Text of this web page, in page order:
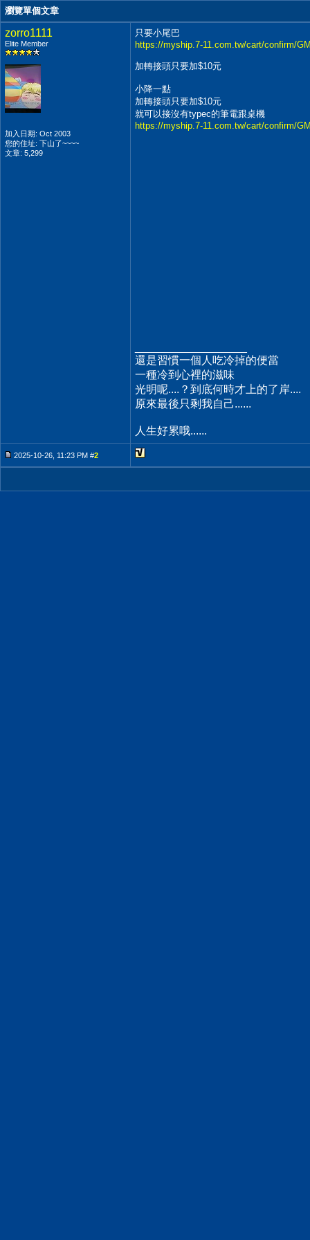
瀏覽單個文章
zorro1111
Elite Member
加入日期: Oct 2003
您的住址: 下山了~~~~
文章: 5,299
只要小尾巴
https://myship.7-11.com.tw/cart/confirm/
加轉接頭只要加$10元
小降一點
加轉接頭只要加$10元
就可以接沒有typec的筆電跟桌機
https://myship.7-11.com.tw/cart/confirm/
還是習慣一個人吃冷掉的便當
一種冷到心裡的滋味
光明呢....？到底何時才上的了岸....
原來最後只剩我自己......
人生好累哦......
2025-10-26, 11:23 PM #2